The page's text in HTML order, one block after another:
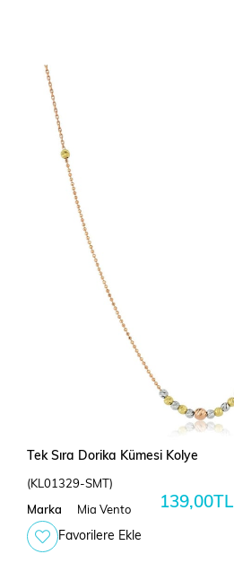
Tek Sıra Dorika Kümesi Kolye
(KL01329-SMT)
Marka Mia Vento 139,00TL
Favorilere Ekle